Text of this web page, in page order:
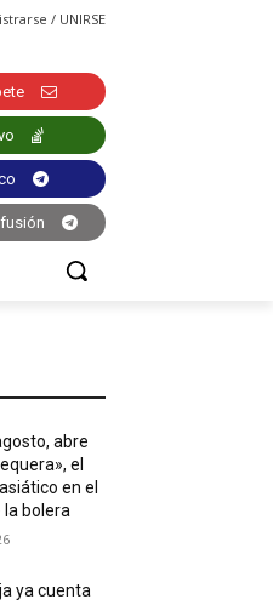
/ UNIRSE
abre
el
en el
la bolera
ya cuenta